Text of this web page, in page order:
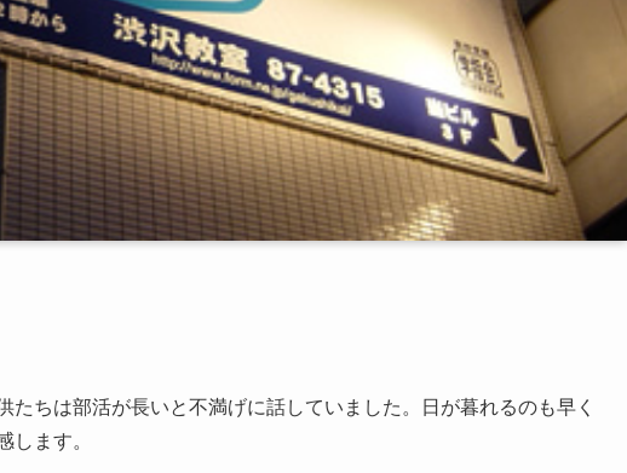
ちは部活が長いと不満げに話していました。日が暮れるのも早く
します。